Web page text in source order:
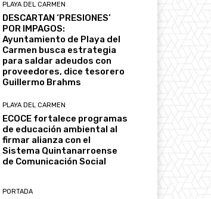
PLAYA DEL CARMEN
DESCARTAN ‘PRESIONES’
POR IMPAGOS:
Ayuntamiento de Playa del
Carmen busca estrategia
para saldar adeudos con
proveedores, dice tesorero
Guillermo Brahms
PLAYA DEL CARMEN
ECOCE fortalece programas
de educación ambiental al
firmar alianza con el
Sistema Quintanarroense
de Comunicación Social
PORTADA